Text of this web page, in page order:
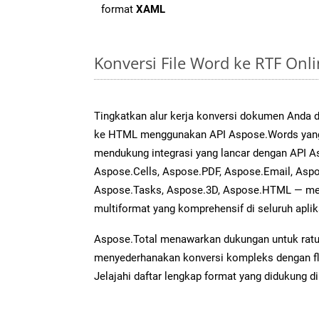
format XAML
Konversi File Word ke RTF
Tingkatkan alur kerja konversi dokumen Anda
ke HTML menggunakan API Aspose.Words
mendukung integrasi yang lancar dengan API
Aspose.Cells, Aspose.PDF, Aspose.Email,
Aspose.Tasks, Aspose.3D, Aspose.HTML —
multiformat yang komprehensif di seluruh
Aspose.Total menawarkan dukungan untuk
menyederhanakan konversi kompleks
Jelajahi daftar lengkap format yang didukung